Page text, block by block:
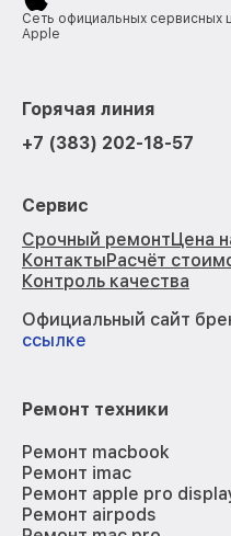
Сеть официальных сервисных
Apple
Горячая линия
+7 (383) 202-18-57
Сервис
Срочный ремонтЦена
КонтактыРасчёт
Контроль качества
Официальный сайт
ссылке
Ремонт техники
Ремонт macbook
Ремонт imac
Ремонт apple pro
Ремонт airpods